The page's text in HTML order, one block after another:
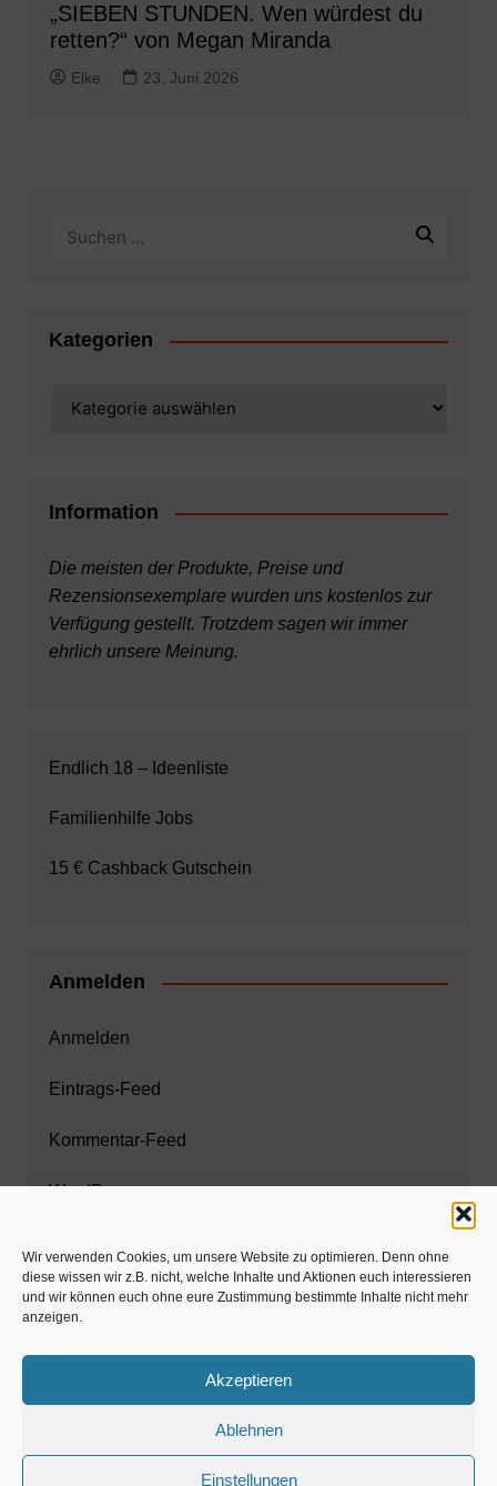
Wir verwenden Cookies, um unsere Website zu optimieren. Denn ohne
diese wissen wir z.B. nicht, welche Inhalte und Aktionen euch interessieren
und wir können euch ohne eure Zustimmung bestimmte Inhalte nicht mehr
anzeigen.
Akzeptieren
Ablehnen
Einstellungen
„SIEBEN STUNDEN. Wen würdest du
retten?“ von Megan Miranda
Elke 23. Juni 2026
Kategorien
Information
Die meisten der Produkte, Preise und
Rezensionsexemplare wurden uns kostenlos zur
Verfügung gestellt. Trotzdem sagen wir immer
ehrlich unsere Meinung.
Endlich 18 – Ideenliste
Familienhilfe Jobs
15 € Cashback Gutschein
Anmelden
Anmelden
Eintrags-Feed
Kommentar-Feed
WordPress.org
Zahnarzt München
www.estaregistrierung.org – ESTA
©familös - dieTestfamilie -